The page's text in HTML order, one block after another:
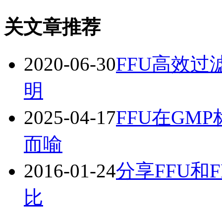
关文章推荐
2020-06-30FFU高效过
明
2025-04-17FFU在
而喻
2016-01-24分享FFU和
比